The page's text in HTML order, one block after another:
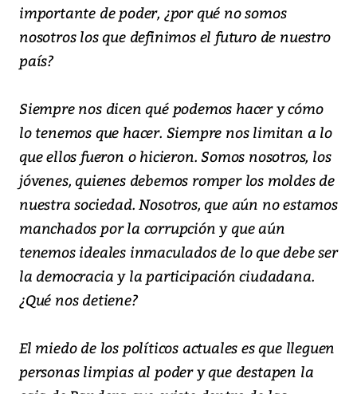
importante de poder, ¿por qué no somos
nosotros los que definimos el futuro de nuestro
país?
Siempre nos dicen qué podemos hacer y cómo
lo tenemos que hacer. Siempre nos limitan a lo
que ellos fueron o hicieron. Somos nosotros, los
jóvenes, quienes debemos romper los moldes de
nuestra sociedad. Nosotros, que aún no estamos
manchados por la corrupción y que aún
tenemos ideales inmaculados de lo que debe ser
la democracia y la participación ciudadana.
¿Qué nos detiene?
El miedo de los políticos actuales es que lleguen
personas limpias al poder y que destapen la